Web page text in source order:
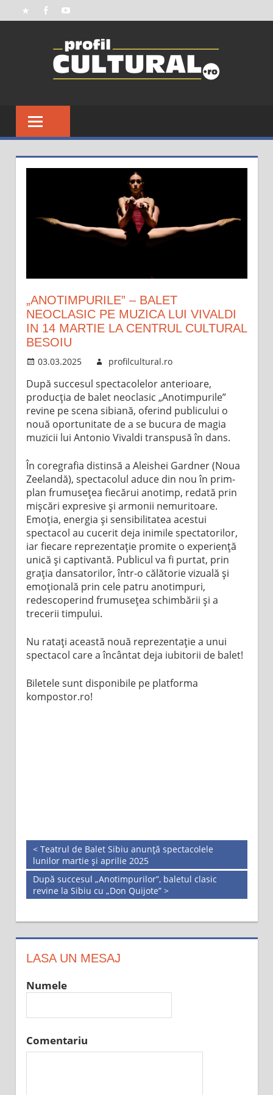
„ANOTIMPURILE” – BALET
NEOCLASIC PE MUZICA LUI VIVALDI
IN 14 MARTIE LA CENTRUL CULTURAL
BESOIU
03.03.2025 profilcultural.ro
După succesul spectacolelor anterioare,
producția de balet neoclasic „Anotimpurile”
revine pe scena sibiană, oferind publicului o
nouă oportunitate de a se bucura de magia
muzicii lui Antonio Vivaldi transpusă în dans.
În coregrafia distinsă a Aleishei Gardner (Noua
Zeelandă), spectacolul aduce din nou în prim-
plan frumusețea fiecărui anotimp, redată prin
mișcări expresive și armonii nemuritoare.
Emoția, energia și sensibilitatea acestui
spectacol au cucerit deja inimile spectatorilor,
iar fiecare reprezentație promite o experiență
unică și captivantă. Publicul va fi purtat, prin
grația dansatorilor, într-o călătorie vizuală și
emoțională prin cele patru anotimpuri,
redescoperind frumusețea schimbării și a
trecerii timpului.
Nu ratați această nouă reprezentație a unui
spectacol care a încântat deja iubitorii de balet!
Biletele sunt disponibile pe platforma
kompostor.ro!
< Teatrul de Balet Sibiu anunță spectacolele
lunilor martie și aprilie 2025
După succesul „Anotimpurilor”, baletul clasic
revine la Sibiu cu „Don Quijote” >
LASA UN MESAJ
Numele
Comentariu